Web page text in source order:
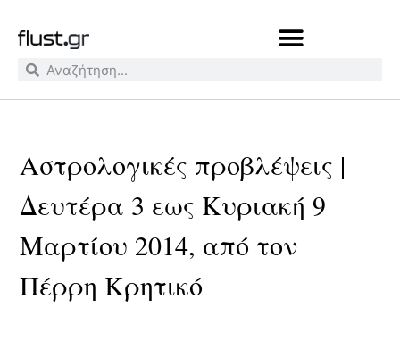
Αστρολογικές προβλέψεις |
Δευτέρα 3 εως Κυριακή 9
Μαρτίου 2014, από τον
Πέρρη Κρητικό